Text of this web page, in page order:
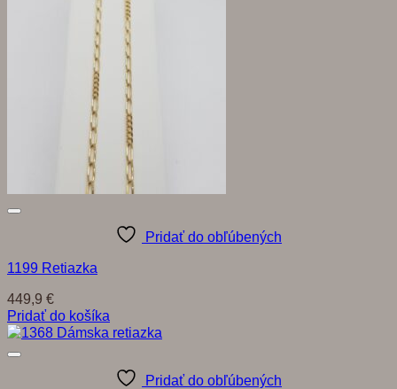
Pridať do obľúbených
1199 Retiazka
449,9 €
Pridať do košíka
Pridať do obľúbených